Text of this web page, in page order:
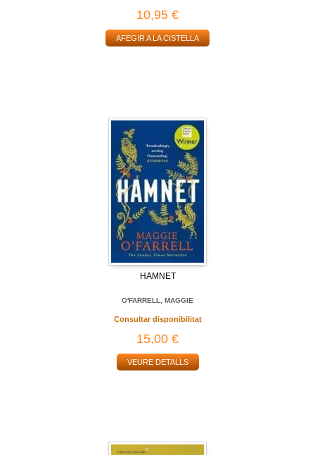
10,95 €
AFEGIR A LA CISTELLA
HAMNET
O'FARRELL, MAGGIE
Consultar disponibilitat
15,00 €
VEURE DETALLS